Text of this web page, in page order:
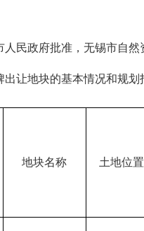
人民政府批准，无锡市自
出让地块的基本情况和规划
地块名称 土地位置